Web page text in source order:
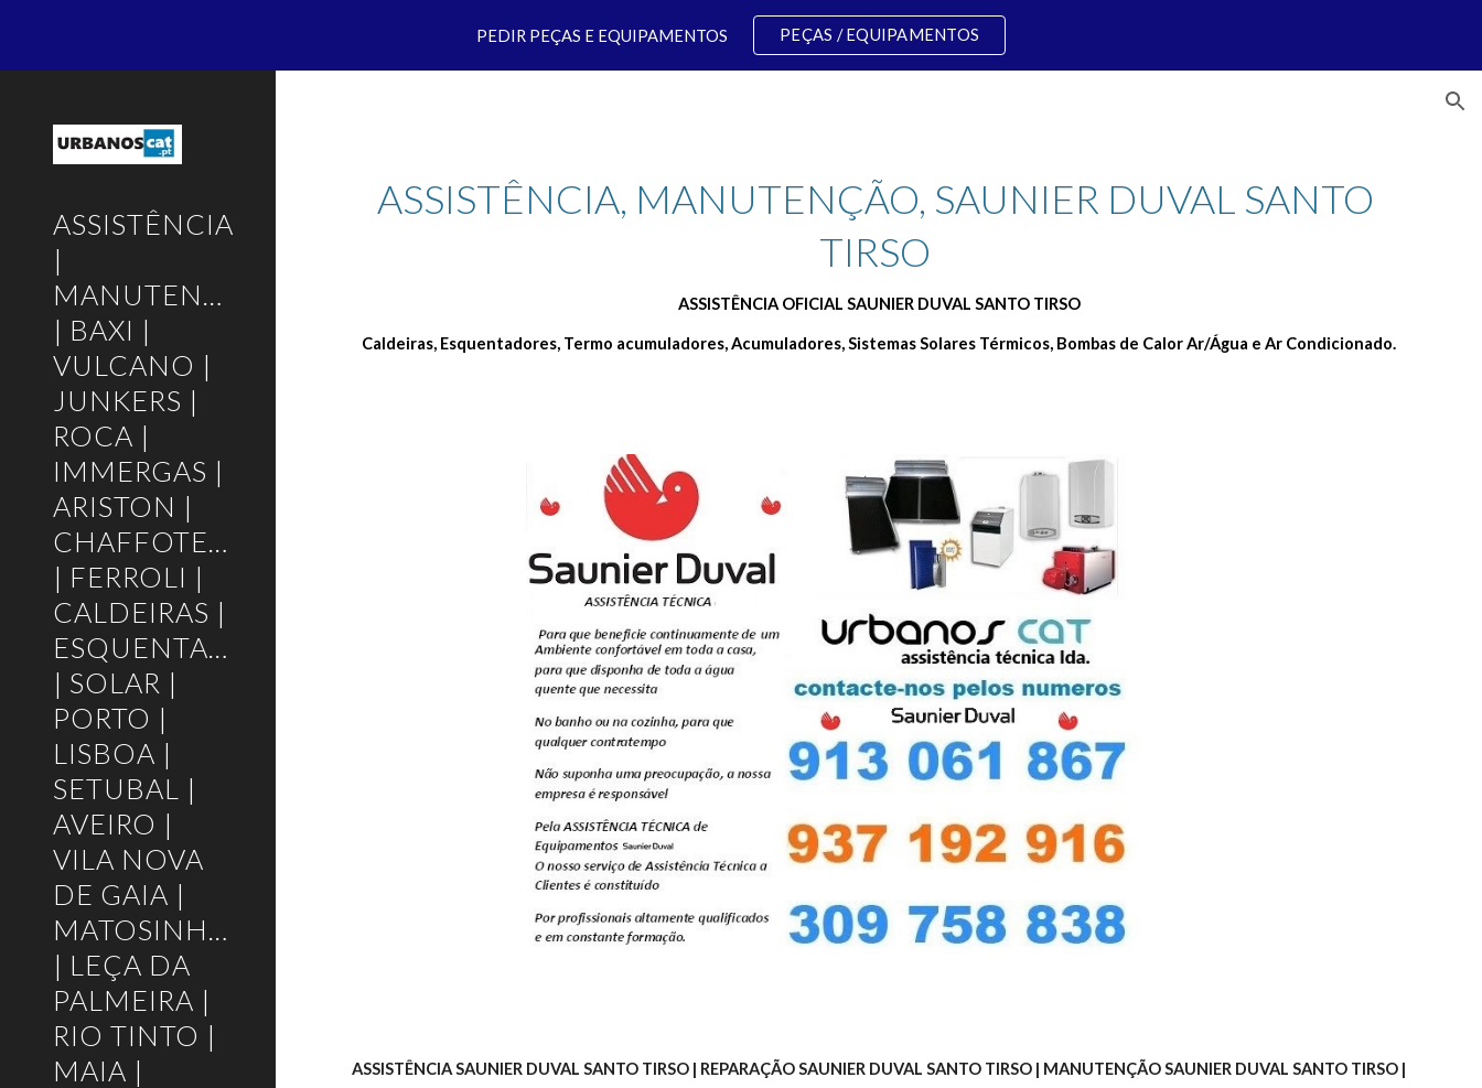
Skip to main content Skip to navigation
PEDIR PEÇAS E EQUIPAMENTOS PEÇAS / EQUIPAMENTOS
ASSISTÊNCIA
|
MANUTENÇÃO
| BAXI |
VULCANO |
JUNKERS |
ROCA |
IMMERGAS |
ARISTON |
CHAFFOTEAUX
| FERROLI |
CALDEIRAS |
ESQUENTADORES
| SOLAR |
PORTO |
LISBOA |
SETUBAL |
AVEIRO |
VILA NOVA
DE GAIA |
MATOSINHOS
| LEÇA DA
PALMEIRA |
RIO TINTO |
MAIA |
ASSISTÊNCIA, MANUTENÇÃO, SAUNIER DUVAL SANTO
TIRSO
ASSISTÊNCIA OFICIAL SAUNIER DUVAL SANTO TIRSO
Caldeiras, Esquentadores, Termo acumuladores, Acumuladores, Sistemas Solares Térmicos, Bombas de Calor Ar/Água e Ar Condicionado.
ASSISTÊNCIA SAUNIER DUVAL SANTO TIRSO | REPARAÇÃO SAUNIER DUVAL SANTO TIRSO | MANUTENÇÃO SAUNIER DUVAL SANTO TIRSO |